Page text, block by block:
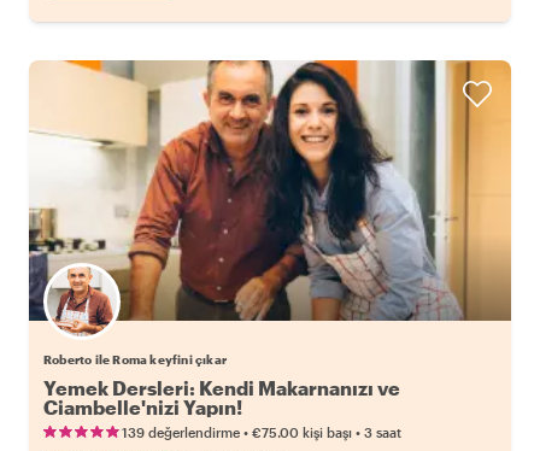
Roberto ile Roma keyfini çıkar
Yemek Dersleri: Kendi Makarnanızı ve
Ciambelle'nizi Yapın!
139 değerlendirme • €75.00 kişi başı • 3 saat